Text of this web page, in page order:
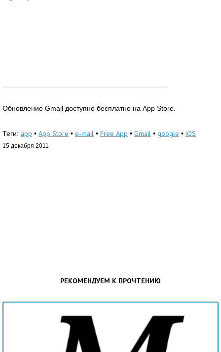
Обновление Gmail доступно бесплатно на App Store.
Теги: app • App Store • e-mail • Free App • Gmail • google • iOS
15 декабря 2011
РЕКОМЕНДУЕМ К ПРОЧТЕНИЮ